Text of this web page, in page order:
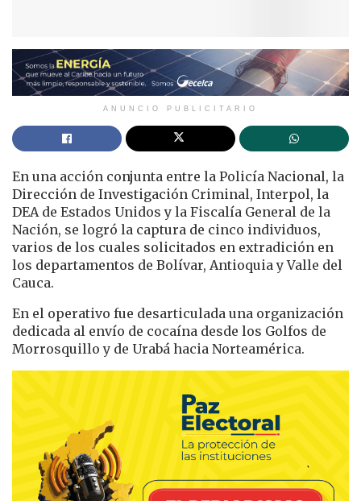
ANUNCIO PUBLICITARIO
En una acción conjunta entre la Policía Nacional, la
Dirección de Investigación Criminal, Interpol, la
DEA de Estados Unidos y la Fiscalía General de la
Nación, se logró la captura de cinco individuos,
varios de los cuales solicitados en extradición en
los departamentos de Bolívar, Antioquia y Valle del
Cauca.
En el operativo fue desarticulada una organización
dedicada al envío de cocaína desde los Golfos de
Morrosquillo y de Urabá hacia Norteamérica.